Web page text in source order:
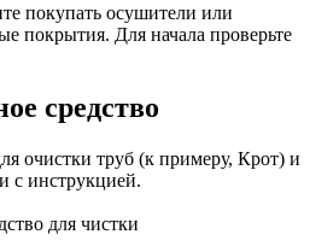
покупать осушители или
покрытия. Для начала проверьте
средство
очистки труб (к примеру, Крот) и
с инструкцией.
для чистки